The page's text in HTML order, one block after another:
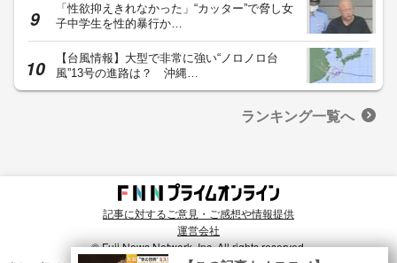
「性欲抑えきれなかった」“カッター”で脅し女
子中学生を性的暴行か…
【台風情報】大型で非常に強い“ノロノロ台
風”13号の進路は？ 沖縄…
ランキング一覧へ
記事に対するご意見・ご感想や情報提供
運営会社
© Fuji News Network, Inc. All rights reserved.